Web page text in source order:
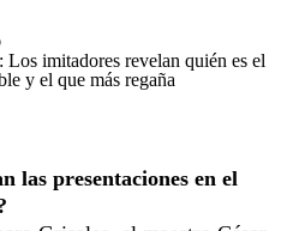
imitadores revelan quién es el
y el que más regaña
las presentaciones en el